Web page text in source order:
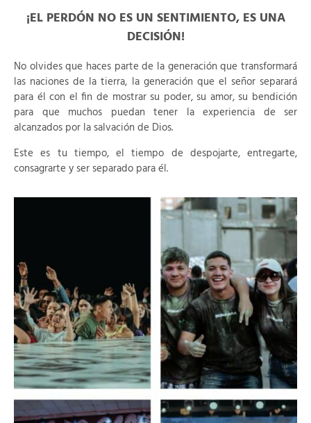
¡EL PERDÓN NO ES UN SENTIMIENTO, ES UNA
DECISIÓN!
No olvides que haces parte de la generación que transformará
las naciones de la tierra, la generación que el señor separará
para él con el fin de mostrar su poder, su amor, su bendición
para que muchos puedan tener la experiencia de ser
alcanzados por la salvación de Dios.
Este es tu tiempo, el tiempo de despojarte, entregarte,
consagrarte y ser separado para él.